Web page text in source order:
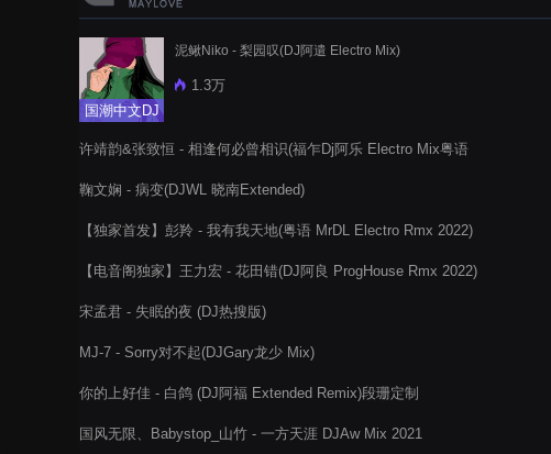
国潮中文DJ
泥鳅Niko - 梨园叹(DJ阿遣 Electro Mix)
1.3万
许靖韵&张致恒 - 相逢何必曾相识(福乍Dj阿乐 Electro Mix粤语
鞠文娴 - 病变(DJWL 晓南Extended)
【独家首发】彭羚 - 我有我天地(粤语 MrDL Electro Rmx 2022)
【电音阁独家】王力宏 - 花田错(DJ阿良 ProgHouse Rmx 2022)
宋孟君 - 失眠的夜 (DJ热搜版)
MJ-7 - Sorry对不起(DJGary龙少 Mix)
你的上好佳 - 白鸽 (DJ阿福 Extended Remix)段珊定制
国风无限、Babystop_山竹 - 一方天涯 DJAw Mix 2021